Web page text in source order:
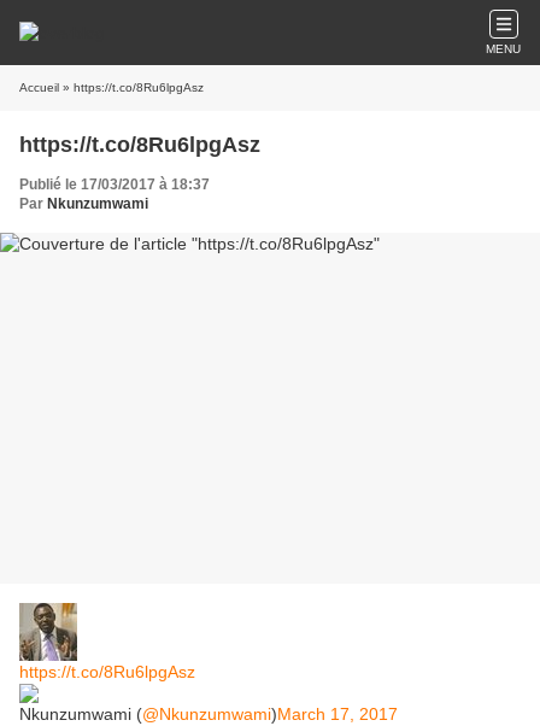
MENU
Accueil » https://t.co/8Ru6lpgAsz
https://t.co/8Ru6lpgAsz
Publié le 17/03/2017 à 18:37
Par Nkunzumwami
https://t.co/8Ru6lpgAsz
Nkunzumwami (@Nkunzumwami)March 17, 2017